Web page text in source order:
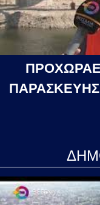
ΠΑΡΑΣΚΕΥΗΣ